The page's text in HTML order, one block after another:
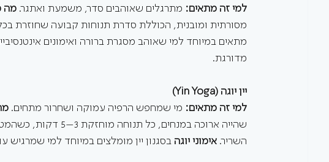
למי זה מתאים: מתרגלים שאוהבים סדר, משמעת ואתגר. מה
מסורתית ומובנית, הכוללת סדרת תנוחות קבועה שחוזרת בכל
מתאים במיוחד למי שאוהב מסגרת ברורה ואימונים
מדורגת.
יין יוגה (Yin Yoga)
למי זה מתאים: מי שמחפש הרפיה עמוקה ושחרור מתחים.
שהייה ארוכה
השריר. אימוני יוגה בסגנון יין מומלצים במיוחד למי שמרגיש